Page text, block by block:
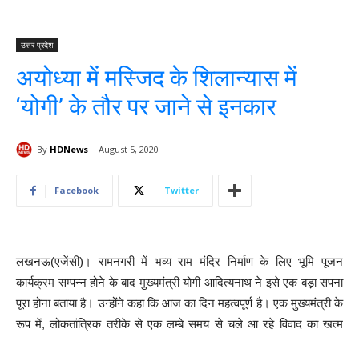
उत्तर प्रदेश
अयोध्या में मस्जिद के शिलान्यास में
‘योगी’ के तौर पर जाने से इनकार
By HDNews August 5, 2020
Facebook Twitter
लखनऊ(एजेंसी)। रामनगरी में भव्य राम मंदिर निर्माण के लिए भूमि पूजन
कार्यक्रम सम्पन्न होने के बाद मुख्यमंत्री योगी आदित्यनाथ ने इसे एक बड़ा सपना
पूरा होना बताया है। उन्होंने कहा कि आज का दिन महत्वपूर्ण है। एक मुख्यमंत्री के
रूप में, लोकतांत्रिक तरीके से एक लम्बे समय से चले आ रहे विवाद का खत्म